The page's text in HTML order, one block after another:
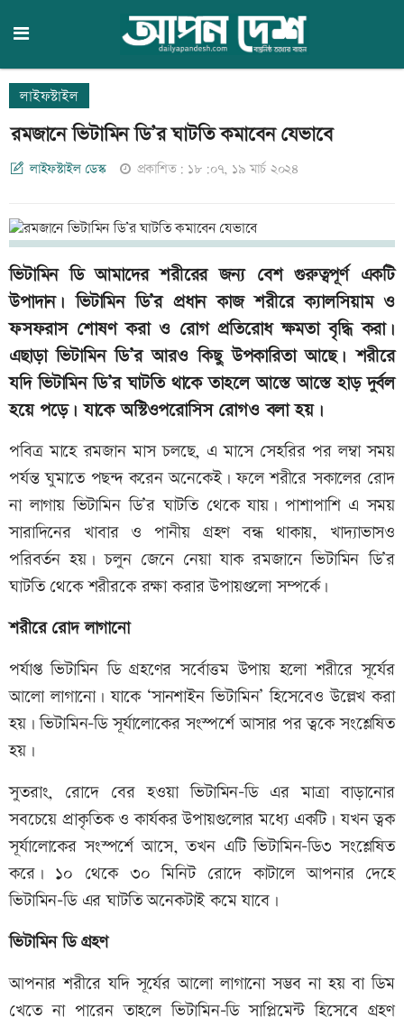
লাইফস্টাইল
রমজানে ভিটামিন ডি’র ঘাটতি কমাবেন যেভাবে
লাইফস্টাইল ডেস্ক প্রকাশিত: ১৮:০৭, ১৯ মার্চ ২০২৪
ভিটামিন ডি আমাদের শরীরের জন্য বেশ গুরুত্বপূর্ণ একটি
উপাদান। ভিটামিন ডি’র প্রধান কাজ শরীরে ক্যালসিয়াম ও
ফসফরাস শোষণ করা ও রোগ প্রতিরোধ ক্ষমতা বৃদ্ধি করা।
এছাড়া ভিটামিন ডি’র আরও কিছু উপকারিতা আছে। শরীরে
যদি ভিটামিন ডি’র ঘাটতি থাকে তাহলে আস্তে আস্তে হাড় দুর্বল
হয়ে পড়ে। যাকে অস্টিওপরোসিস রোগও বলা হয়।
পবিত্র মাহে রমজান মাস চলছে, এ মাসে সেহরির পর লম্বা সময়
পর্যন্ত ঘুমাতে পছন্দ করেন অনেকেই। ফলে শরীরে সকালের রোদ
না লাগায় ভিটামিন ডি’র ঘাটতি থেকে যায়। পাশাপাশি এ সময়
সারাদিনের খাবার ও পানীয় গ্রহণ বন্ধ থাকায়, খাদ্যাভাসও
পরিবর্তন হয়। চলুন জেনে নেয়া যাক রমজানে ভিটামিন ডি’র
ঘাটতি থেকে শরীরকে রক্ষা করার উপায়গুলো সম্পর্কে।
শরীরে রোদ লাগানো
পর্যাপ্ত ভিটামিন ডি গ্রহণের সর্বোত্তম উপায় হলো শরীরে সূর্যের
আলো লাগানো। যাকে ‘সানশাইন ভিটামিন’ হিসেবেও উল্লেখ করা
হয়। ভিটামিন-ডি সূর্যালোকের সংস্পর্শে আসার পর ত্বকে সংশ্লেষিত
হয়।
সুতরাং, রোদে বের হওয়া ভিটামিন-ডি এর মাত্রা বাড়ানোর
সবচেয়ে প্রাকৃতিক ও কার্যকর উপায়গুলোর মধ্যে একটি। যখন ত্বক
সূর্যালোকের সংস্পর্শে আসে, তখন এটি ভিটামিন-ডি৩ সংশ্লেষিত
করে। ১০ থেকে ৩০ মিনিট রোদে কাটালে আপনার দেহে
ভিটামিন-ডি এর ঘাটতি অনেকটাই কমে যাবে।
ভিটামিন ডি গ্রহণ
আপনার শরীরে যদি সূর্যের আলো লাগানো সম্ভব না হয় বা ডিম
খেতে না পারেন তাহলে ভিটামিন-ডি সাপ্লিমেন্ট হিসেবে গ্রহণ